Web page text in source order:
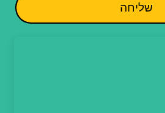
שליחה